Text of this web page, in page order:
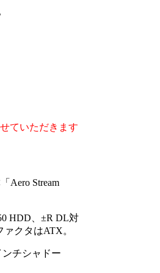
ていただきます
Aero Stream
HDD、±R DL対
クタはATX。
ンチシャドー